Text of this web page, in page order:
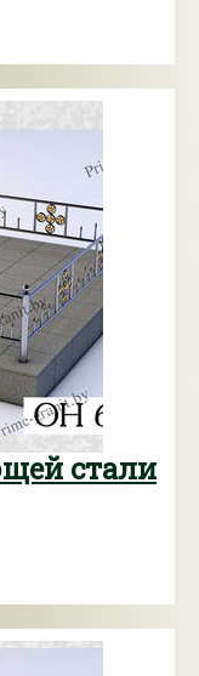
стали